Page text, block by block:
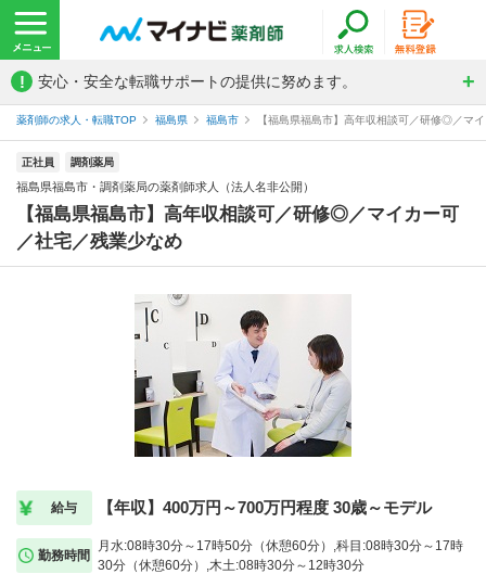
! 安心・安全な転職サポートの提供に努めます。
薬剤師の求人・転職TOP 福島県 福島市 【福島県福島市】高年収相談可／研修◎／マ
正社員 調剤薬局
福島県福島市・調剤薬局の薬剤師求人（法人名非公開）
【福島県福島市】高年収相談可／研修◎／マイカー可
／社宅／残業少なめ
給与 【年収】400万円～700万円程度 30歳～モデル
勤務時間
月水:08時30分～17時50分（休憩60分）,科目:08時30分～17時
30分（休憩60分）,木土:08時30分～12時30分